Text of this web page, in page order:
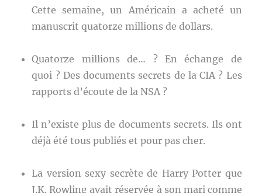
Cette semaine, un Américain a acheté un
manuscrit quatorze millions de dollars.
Quatorze millions de… ? En échange de
quoi ? Des documents secrets de la CIA ? Les
rapports d’écoute de la NSA ?
Il n’existe plus de documents secrets. Ils ont
déjà été tous publiés et pour pas cher.
La version sexy secrète de Harry Potter que
J.K. Rowling avait réservée à son mari comme